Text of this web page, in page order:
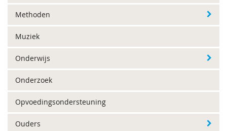
Methoden
Muziek
Onderwijs
Onderzoek
Opvoedingsondersteuning
Ouders